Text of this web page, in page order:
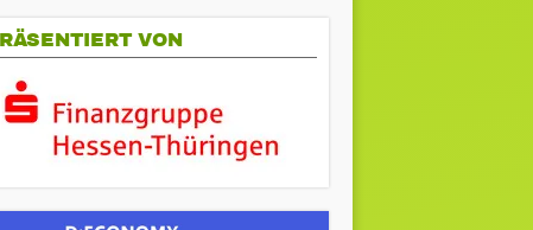
VON